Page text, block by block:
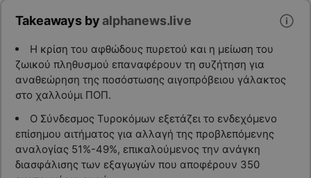
Takeaways byalphanews.live
Η κρίση του αφθώδους πυρετού και η μείωση του
ζωικού πληθυσμού επαναφέρουν τη συζήτηση για
αναθεώρηση της ποσόστωσης αιγοπρόβειου γάλακτος
στο χαλλούμι ΠΟΠ.
Ο Σύνδεσμος Τυροκόμων εξετάζει το ενδεχόμενο
επίσημου αιτήματος για αλλαγή της προβλεπόμενης
αναλογίας 51%-49%, επικαλούμενος την ανάγκη
διασφάλισης των εξαγωγών που αποφέρουν 350